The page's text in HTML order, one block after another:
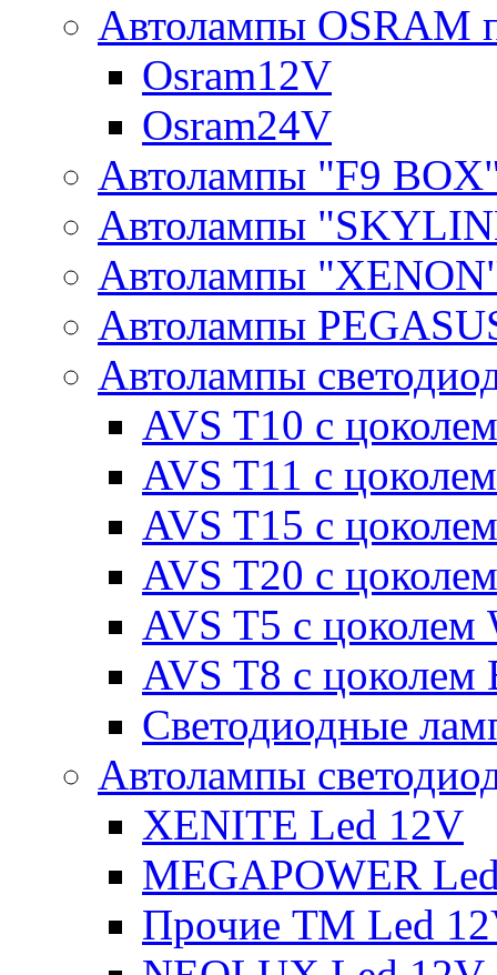
Автолампы OSRAM
Osram12V
Osram24V
Автолампы "F9
Автолампы
Автолампы
Автолампы
Автолампы
AVS T10 с
AVS T11 с
AVS T15 с
AVS T20 с
AVS T5 с цоколем
AVS T8 с цоколем
Светодиодные
Автолампы
XENITE Led 12V
MEGAPOWER
Прочие ТМ Led